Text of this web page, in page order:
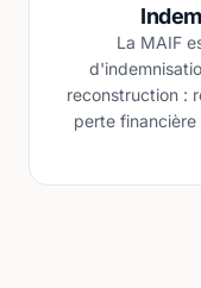
La MAIF
reconstruction :
perte